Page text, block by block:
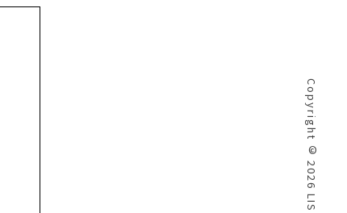
Copyright © 2026 LIS .INC